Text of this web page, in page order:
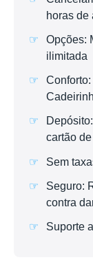
horas de
Opções:
ilimitada
cartão
Sem
Seguro:
contra
Suporte